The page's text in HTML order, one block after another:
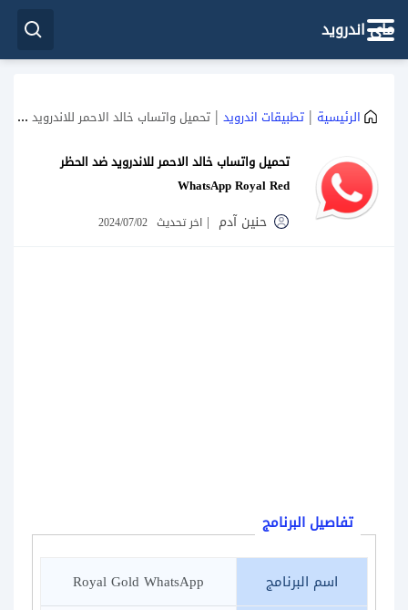
ماي اندرويد
الرئيسية | تطبيقات اندرويد | تحميل واتساب خالد الاحمر للاندرويد ضد الحظر WhatsApp Royal Red
تحميل واتساب خالد الاحمر للاندرويد ضد الحظر
WhatsApp Royal Red
حنين آدم | اخر تحديث 2024/07/02
تفاصيل البرنامج
اسم البرنامج
Royal Gold WhatsApp